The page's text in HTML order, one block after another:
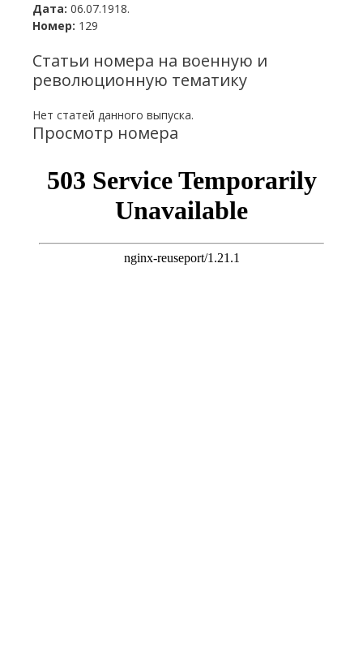
Дата: 06.07.1918.
Номер: 129
Статьи номера на военную и
революционную тематику
Нет статей данного выпуска.
Просмотр номера